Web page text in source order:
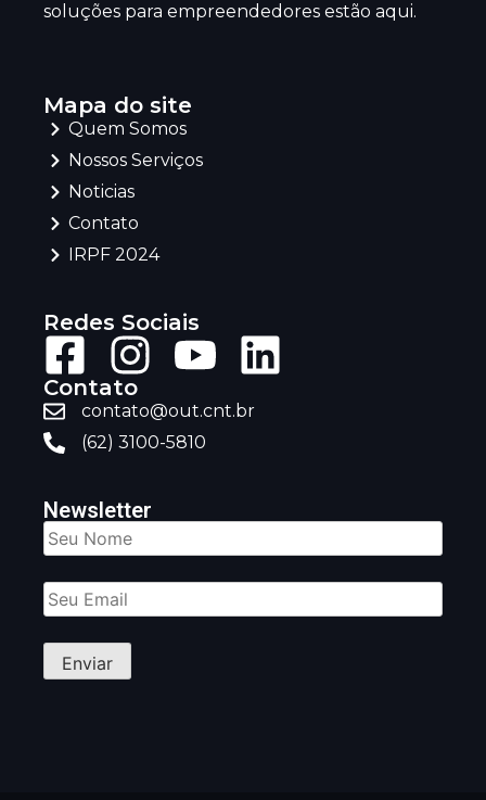
soluções para empreendedores estão aqui.
Mapa do site
Quem Somos
Nossos Serviços
Noticias
Contato
IRPF 2024
Redes Sociais
Contato
contato@out.cnt.br
(62) 3100-5810
Newsletter